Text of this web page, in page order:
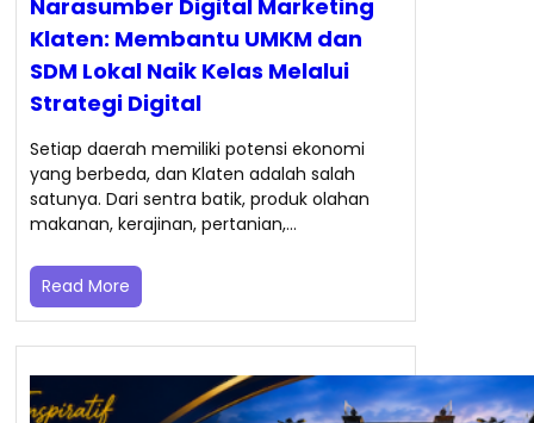
Narasumber Digital Marketing
Klaten: Membantu UMKM dan
SDM Lokal Naik Kelas Melalui
Strategi Digital
Setiap daerah memiliki potensi ekonomi
yang berbeda, dan Klaten adalah salah
satunya. Dari sentra batik, produk olahan
makanan, kerajinan, pertanian,…
Read More